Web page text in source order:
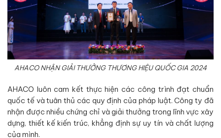
AHACO NHẬN GIẢI THƯỞNG THƯƠNG HIỆU QUỐC GIA 2024
AHACO luôn cam kết thực hiện các công trình đạt chuẩn
quốc tế và tuân thủ các quy định của pháp luật. Công ty đã
nhận được nhiều chứng chỉ và giải thưởng trong lĩnh vực xây
dựng, thiết kế kiến trúc, khẳng định sự uy tín và chất lượng
của mình.